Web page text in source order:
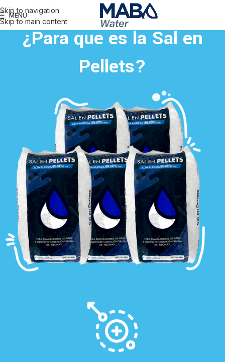
Skip to navigation
Skip to main content
MENU
¿Para que es la Sal en
Pellets?